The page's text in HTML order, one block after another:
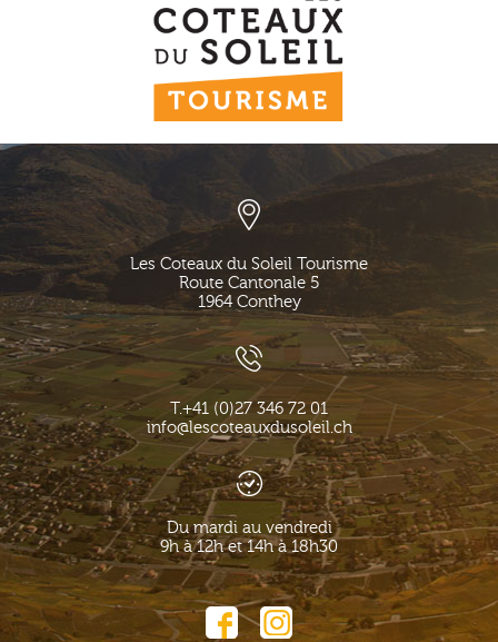
Les Coteaux du Soleil Tourisme
Route Cantonale 5
1964 Conthey
T.+41 (0)27 346 72 01
info@lescoteauxdusoleil.ch
Du mardi au vendredi
9h à 12h et 14h à 18h30